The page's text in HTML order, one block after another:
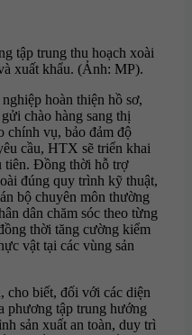
tập trung thu hoạch xoài
xuất khẩu. (Ảnh: MP).
hoàn thiện hồ sơ,
chào hàng sang thị
chính vụ, bảo đảm độ
cầu, HTX sẽ triển khai
tiên. Đồng thời hỗ trợ
đúng quy trình kỹ thuật,
bộ chuyên môn thường
dân chăm sóc theo từng
thời tăng cường kiểm
vật tại các vùng sản
biết, đối với các diện
phương tập trung hướng
sản xuất an toàn, duy trì